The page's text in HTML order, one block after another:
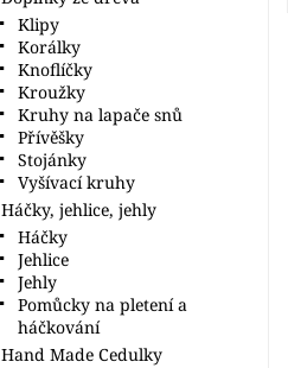
Klipy
Korálky
Knoflíčky
Kroužky
Kruhy na lapače snů
Přívěšky
Stojánky
Vyšívací kruhy
Háčky, jehlice, jehly
Háčky
Jehlice
Jehly
Pomůcky na pletení a
háčkování
Hand Made Cedulky